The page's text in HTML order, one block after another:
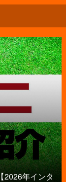
2026年インタ